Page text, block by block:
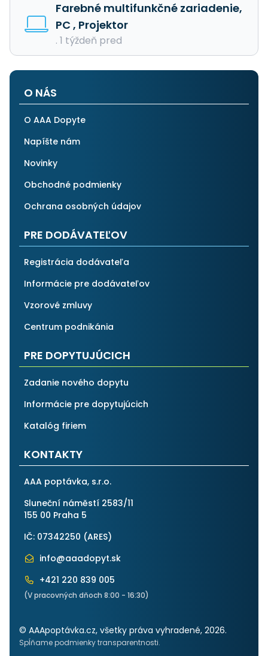
Farebné multifunkčné zariadenie,
PC , Projektor
. 1 týždeň pred
O NÁS
O AAA Dopyte
Napíšte nám
Novinky
Obchodné podmienky
Ochrana osobných údajov
PRE DODÁVATEĽOV
Registrácia dodávateľa
Informácie pre dodávateľov
Vzorové zmluvy
Centrum podnikánia
PRE DOPYTUJÚCICH
Zadanie nového dopytu
Informácie pre dopytujúcich
Katalóg firiem
KONTAKTY
AAA poptávka, s.r.o.
Sluneční náměstí 2583/11
155 00 Praha 5
IČ: 07342250 (ARES)
info@aaadopyt.sk
+421 220 839 005
(V pracovných dňoch 8:00 - 16:30)
© AAApoptávka.cz, všetky práva vyhradené, 2026.
Spĺňame podmienky transparentnosti.